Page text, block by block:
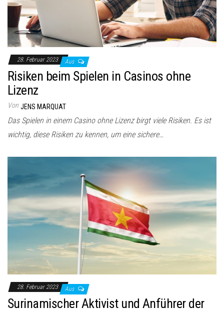
28. Februar 2023 Aus
Risiken beim Spielen in Casinos ohne
Lizenz
Von JENS MARQUAT
Das Spielen in einem Casino ohne Lizenz birgt viele Risiken. Es ist
wichtig, diese Risiken zu kennen, um eine sichere…
28. Februar 2023 Aus
Surinamischer Aktivist und Anführer der